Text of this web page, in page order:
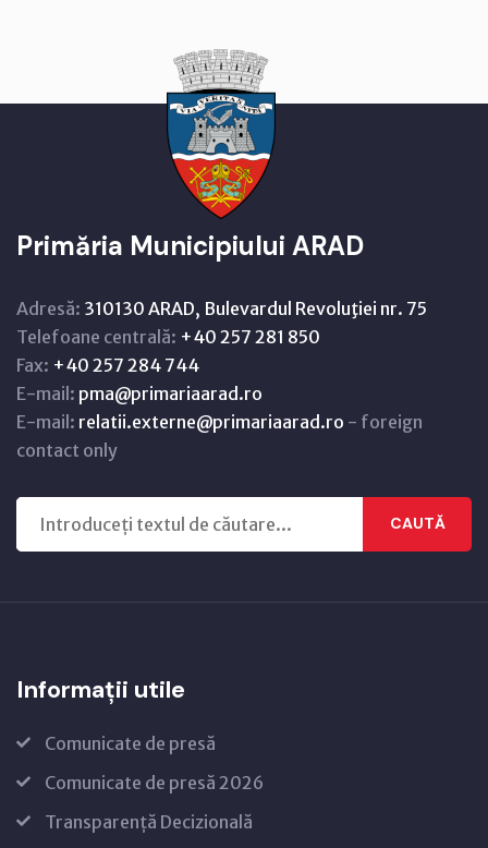
Primăria Municipiului ARAD
Adresă: 310130 ARAD, Bulevardul Revoluţiei nr. 75
Telefoane centrală: +40 257 281 850
Fax: +40 257 284 744
E-mail: pma@primariaarad.ro
E-mail: relatii.externe@primariaarad.ro - foreign
contact only
CAUTĂ
Informații utile
Comunicate de presă
Comunicate de presă 2026
Transparență Decizională